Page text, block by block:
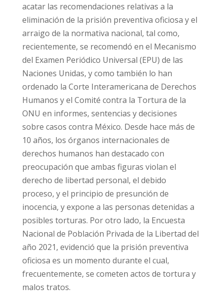
acatar las recomendaciones relativas a la
eliminación de la prisión preventiva oficiosa y el
arraigo de la normativa nacional, tal como,
recientemente, se recomendó en el Mecanismo
del Examen Periódico Universal (EPU) de las
Naciones Unidas, y como también lo han
ordenado la Corte Interamericana de Derechos
Humanos y el Comité contra la Tortura de la
ONU en informes, sentencias y decisiones
sobre casos contra México. Desde hace más de
10 años, los órganos internacionales de
derechos humanos han destacado con
preocupación que ambas figuras violan el
derecho de libertad personal, el debido
proceso, y el principio de presunción de
inocencia, y expone a las personas detenidas a
posibles torturas. Por otro lado, la Encuesta
Nacional de Población Privada de la Libertad del
año 2021, evidenció que la prisión preventiva
oficiosa es un momento durante el cual,
frecuentemente, se cometen actos de tortura y
malos tratos.